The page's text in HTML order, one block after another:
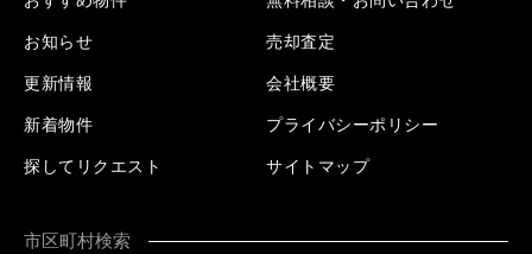
お知らせ
更新情報
新着物件
探してリクエスト
売却査定
会社概要
プライバシーポリシー
サイトマップ
市区町村検索